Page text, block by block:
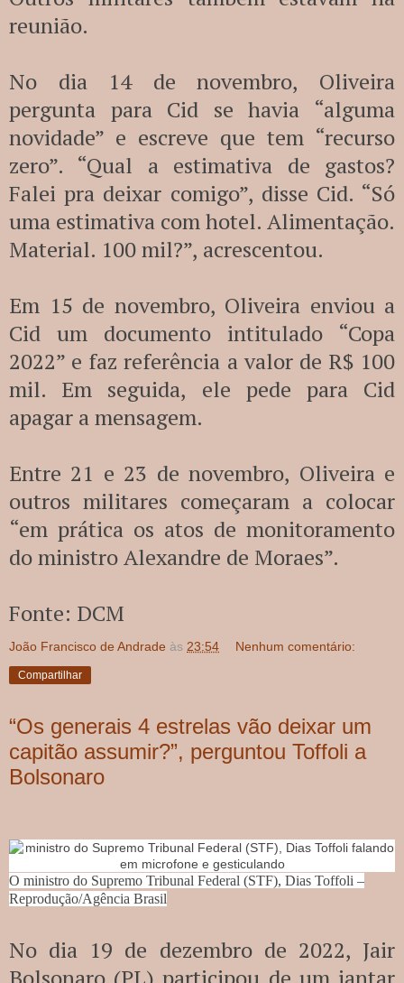
reunião.
No dia 14 de novembro, Oliveira
pergunta para Cid se havia “alguma
novidade” e escreve que tem “recurso
zero”. “Qual a estimativa de gastos?
Falei pra deixar comigo”, disse Cid. “Só
uma estimativa com hotel. Alimentação.
Material. 100 mil?”, acrescentou.
Em 15 de novembro, Oliveira enviou a
Cid um documento intitulado “Copa
2022” e faz referência a valor de R$ 100
mil. Em seguida, ele pede para Cid
apagar a mensagem.
Entre 21 e 23 de novembro, Oliveira e
outros militares começaram a colocar
“em prática os atos de monitoramento
do ministro Alexandre de Moraes”.
Fonte: DCM
João Francisco de Andrade às 23:54 Nenhum comentário:
Compartilhar
“Os generais 4 estrelas vão deixar um
capitão assumir?”, perguntou Toffoli a
Bolsonaro
O ministro do Supremo Tribunal Federal (STF), Dias Toffoli –
Reprodução/Agência Brasil
No dia 19 de dezembro de 2022, Jair
Bolsonaro (PL) participou de um jantar